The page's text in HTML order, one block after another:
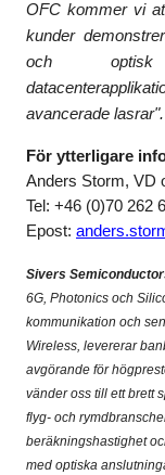
OFC kommer vi
kunder
och optisk
avancerade lasrar".
För ytterligare
Anders Storm, VD
Tel: +46 (0)70 262
Epost:
Sivers
6G, Photonics och
kommunikation och
Wireless, levererar
avgörande för
vänder oss till ett brett
flyg- och
beräkningshastighet
med optiska